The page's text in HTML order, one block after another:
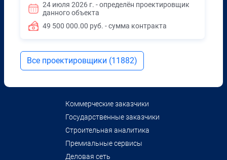
24 июля 2026 г. - определён проектировщик
данного объекта
49 500 000.00 руб. - сумма контракта
Все проектировщики (11882)
Коммерческие заказчики
Государственные заказчики
Строительная аналитика
Премиальные сервисы
Деловая сеть